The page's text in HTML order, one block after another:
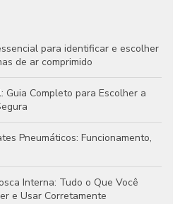
para identificar e escolher
de ar comprimido
Guia Completo para Escolher a
Pneumáticos: Funcionamento,
Interna: Tudo o Que Você
e Usar Corretamente